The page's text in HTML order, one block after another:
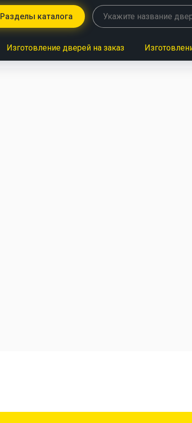
Разделы каталога
Изготовление дверей на заказ